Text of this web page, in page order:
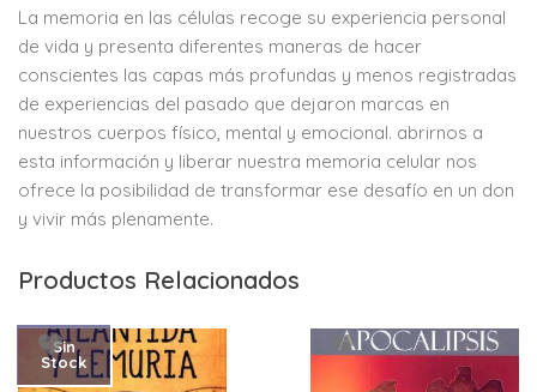
La memoria en las células recoge su experiencia personal
de vida y presenta diferentes maneras de hacer
conscientes las capas más profundas y menos registradas
de experiencias del pasado que dejaron marcas en
nuestros cuerpos físico, mental y emocional. abrirnos a
esta información y liberar nuestra memoria celular nos
ofrece la posibilidad de transformar ese desafío en un don
y vivir más plenamente.
Productos Relacionados
Sin
Stock